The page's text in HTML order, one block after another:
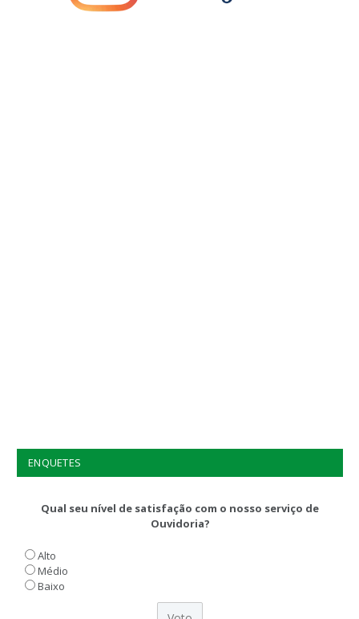
ENQUETES
Qual seu nível de satisfação com o nosso serviço de
Ouvidoria?
Alto
Médio
Baixo